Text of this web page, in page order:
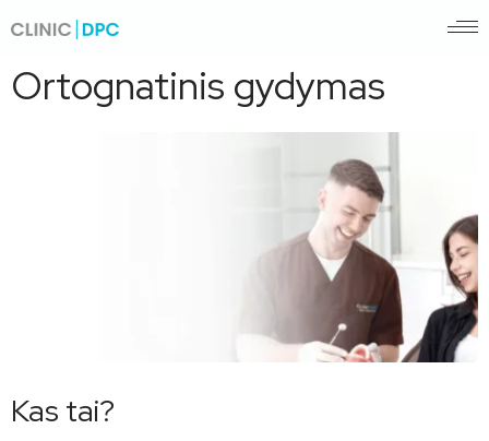
Ortognatinis gydymas
Kas tai?